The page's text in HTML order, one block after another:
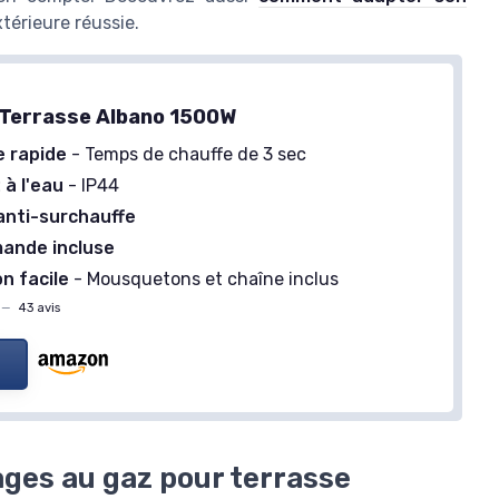
réussie.
Albano 1500W
rapide - Temps de chauffe de 3 sec
l'eau - IP44
surchauffe
incluse
facile - Mousquetons et chaîne inclus
— 43 avis
au gaz pour terrasse
＋ Chauffage efficace